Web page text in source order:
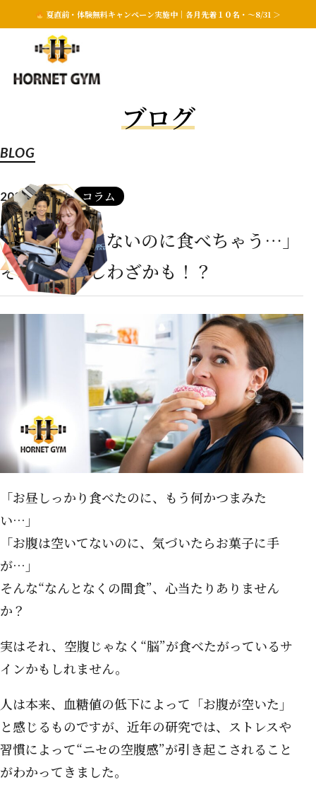
夏直前・体験無料キャンペーン実施中｜各月先着１０名・〜8/31 ＞
ブログ
BLOG
2025.08.19 コラム
「お腹すいてないのに食べちゃう…」
それ、脳のしわざかも！？
「お昼しっかり食べたのに、もう何かつまみた
い…」
「お腹は空いてないのに、気づいたらお菓子に手
が…」
そんな“なんとなくの間食”、心当たりありません
か？
実はそれ、空腹じゃなく“脳”が食べたがっているサ
インかもしれません。
人は本来、血糖値の低下によって「お腹が空いた」
と感じるものですが、近年の研究では、ストレスや
習慣によって“ニセの空腹感”が引き起こされること
がわかってきました。